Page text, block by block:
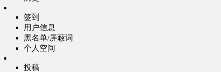
签到
用户信息
黑名单/屏蔽词
个人空间
投稿